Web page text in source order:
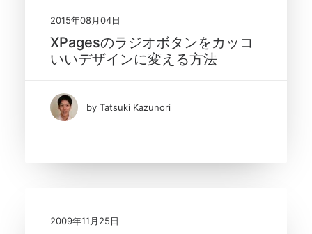
2015年08月04日
XPagesのラジオボタンをカッコ
いいデザインに変える方法
by Tatsuki Kazunori
2009年11月25日